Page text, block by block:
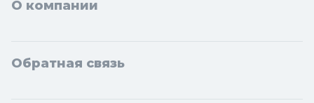
О компании
Обратная связь